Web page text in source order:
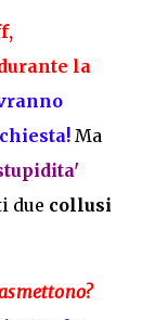
la
Ma
due collusi